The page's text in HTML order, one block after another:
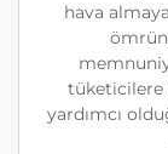
hava
tüketicilere
yardımcı